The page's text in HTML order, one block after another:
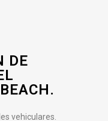
DE
vehiculares.